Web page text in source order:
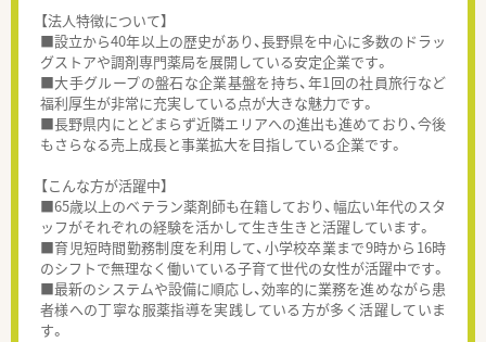
【法人特徴について】
■設立から40年以上の歴史があり、長野県を中心に多数のドラッ
グストアや調剤専門薬局を展開している安定企業です。
■大手グループの盤石な企業基盤を持ち、年1回の社員旅行など
福利厚生が非常に充実している点が大きな魅力です。
■長野県内にとどまらず近隣エリアへの進出も進めており、今後
もさらなる売上成長と事業拡大を目指している企業です。
【こんな方が活躍中】
■65歳以上のベテラン薬剤師も在籍しており、幅広い年代のスタ
ッフがそれぞれの経験を活かして生き生きと活躍しています。
■育児短時間勤務制度を利用して、小学校卒業まで9時から16時
のシフトで無理なく働いている子育て世代の女性が活躍中です。
■最新のシステムや設備に順応し、効率的に業務を進めながら患
者様への丁寧な服薬指導を実践している方が多く活躍していま
す。